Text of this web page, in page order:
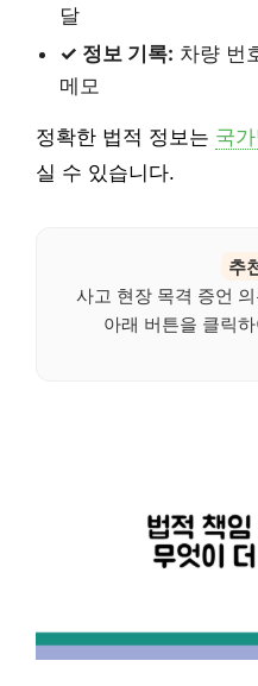
달
✓ 정보 기록: 차량 번
메모
정확한 법적 정보는 국
실 수 있습니다.
추
사고 현장 목격 증언
아래 버튼을 클릭